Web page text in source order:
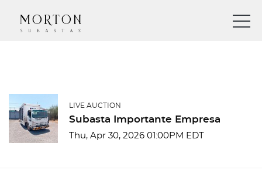
LIVE AUCTION
Subasta Importante Empresa
Thu, Apr 30, 2026 01:00PM EDT